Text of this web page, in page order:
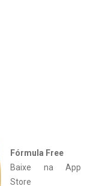
Fórmula Free
Baixe na App
Store